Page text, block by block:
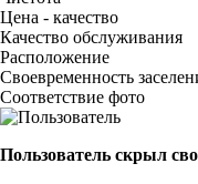
Цена - качество
Качество обслуживания
Расположение
Своевременность
Соответствие фото
Пользователь скрыл